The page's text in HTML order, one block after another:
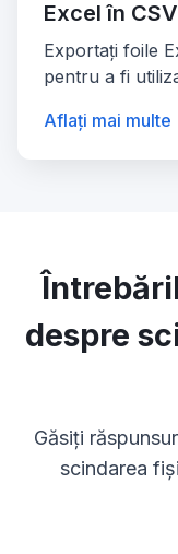
Excel în CSV
Exportați foile
pentru a fi
Aflați mai multe
despre
Găsiți
scindarea